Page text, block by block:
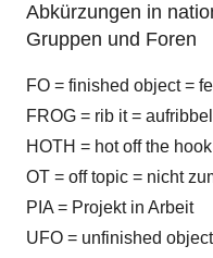
Abkürzungen in
Gruppen und Foren
FO = finished object =
FROG = rib it =
HOTH = hot off the
OT = off topic = nicht
PIA = Projekt in Arbeit
UFO = unfinished